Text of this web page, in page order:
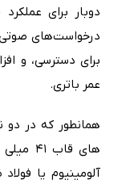
درخواست‌های صوتی
برای دسترسی، و
عمر باتری.
همانطور که در دو
آلومینیوم یا